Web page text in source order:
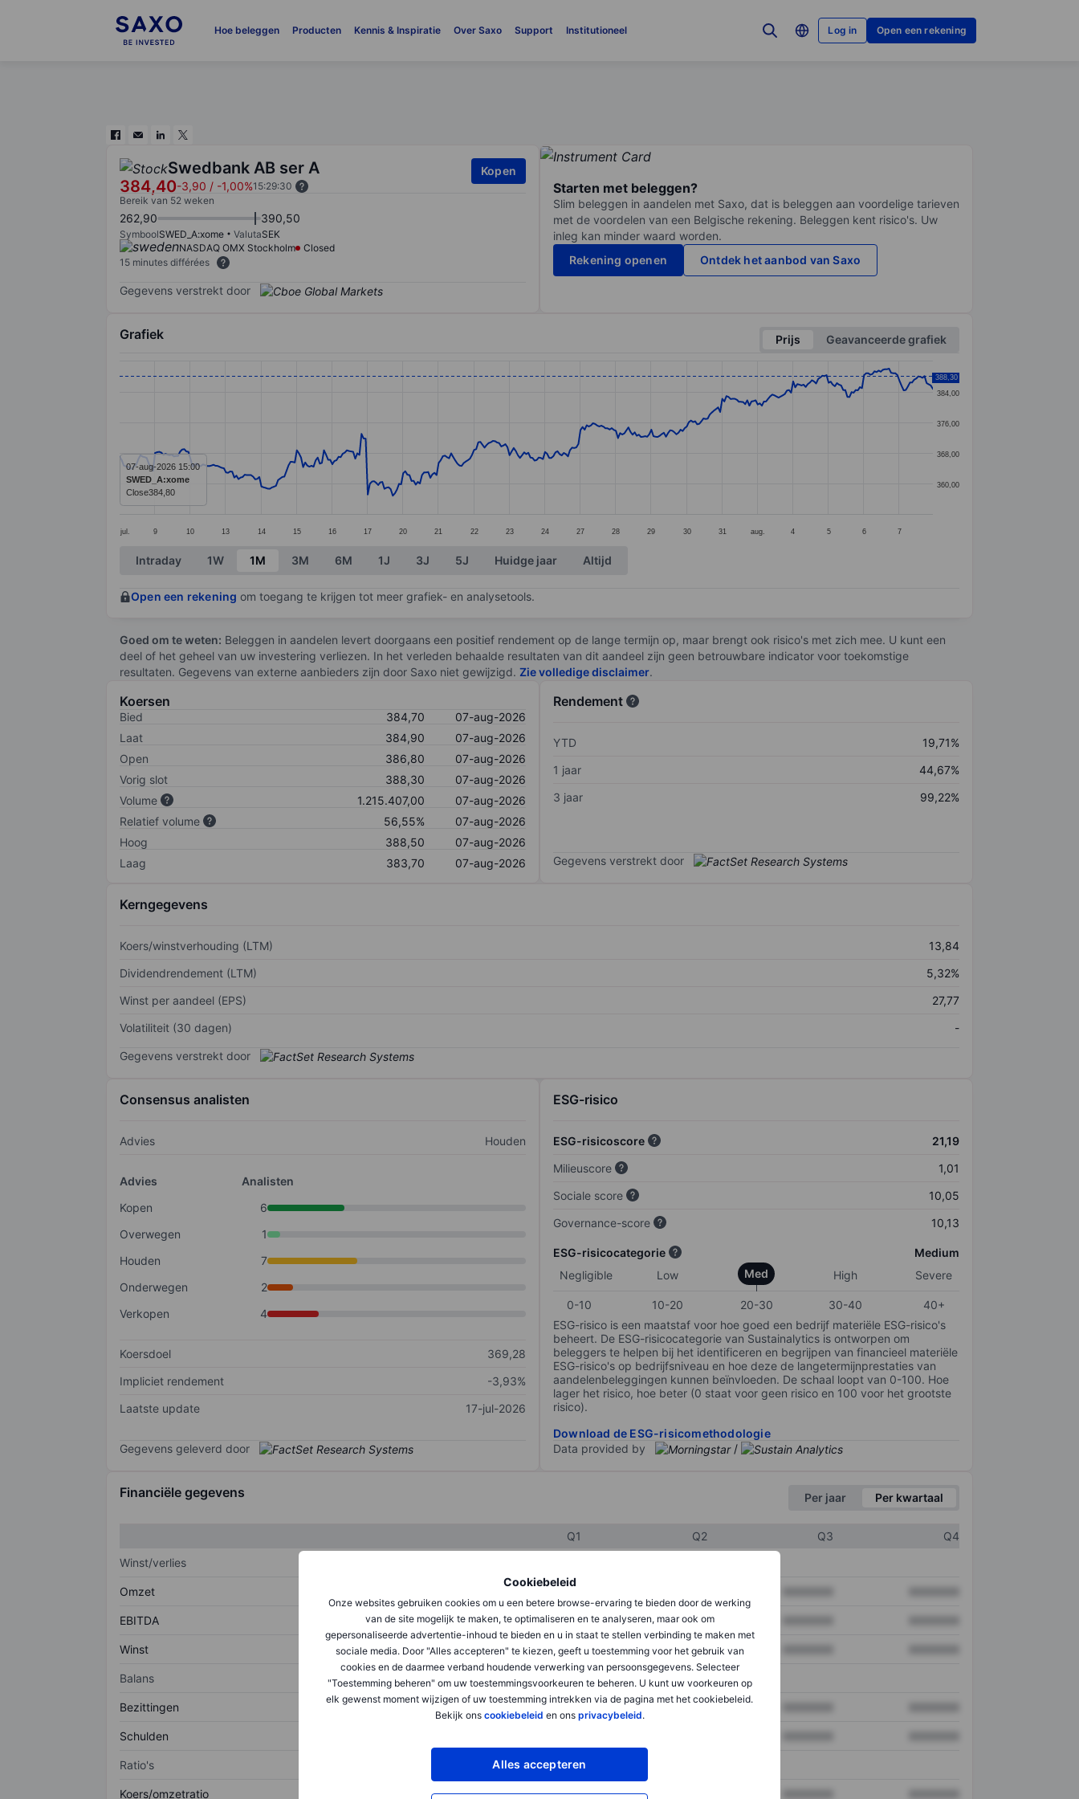
Hoe beleggen Producten Kennis & Inspiratie Over Saxo Support Institutioneel Log in Open een rekening
Cookiebeleid
Onze websites gebruiken cookies om u een betere browse-ervaring te bieden door de werking
van de site mogelijk te maken, te optimaliseren en te analyseren, maar ook om
gepersonaliseerde advertentie-inhoud te bieden en u in staat te stellen verbinding te maken met
sociale media. Door "Alles accepteren" te kiezen, geeft u toestemming voor het gebruik van
cookies en de daarmee verband houdende verwerking van persoonsgegevens. Selecteer
"Toestemming beheren" om uw toestemmingsvoorkeuren te beheren. U kunt uw voorkeuren op
elk gewenst moment wijzigen of uw toestemming intrekken via de pagina met het cookiebeleid.
Bekijk ons cookiebeleid en ons privacybeleid.
Alles accepteren
Swedbank AB ser A
384,40-3,90 / -1,00%15:29:30
Kopen
Bereik van 52 weken
262,90 390,50
SymboolSWED_A:xome ValutaSEK
NASDAQ OMX Stockholm
Closed
15 minutes différées
Gegevens verstrekt door
Starten met beleggen?
Slim beleggen in aandelen met Saxo, dat is beleggen aan voordelige tarieven
met de voordelen van een Belgische rekening. Beleggen kent risico's. Uw
inleg kan minder waard worden.
Rekening openen
Ontdek het aanbod van Saxo
Grafiek Prijs
Geavanceerde grafiek
The chart has 1 Y axis displaying values. Data ranges from 356.8 to 390.1.
jul. 9 10 13 14 15 16 17 20 21 22 23 24 27 28 29 30 31 aug. 4 5 6 7
360,00
368,00
376,00
384,00
388,30
07-aug-2026 15:00
SWED_A:xome
Close384,80
End of interactive chart.
Intraday 1W 1M 3M 6M 1J 3J 5J Huidge jaar Altijd
Open een rekening om toegang te krijgen tot meer grafiek- en analysetools.
Goed om te weten: Beleggen in aandelen levert doorgaans een positief rendement op de lange termijn op, maar brengt ook risico's met zich mee. U kunt een
deel of het geheel van uw investering verliezen. In het verleden behaalde resultaten van dit aandeel zijn geen betrouwbare indicator voor toekomstige
resultaten. Gegevens van externe aanbieders zijn door Saxo niet gewijzigd. Zie volledige disclaimer.
Koersen
Bied 384,70
07-aug-2026
Laat
384,90
07-aug-2026
Open
386,80
07-aug-2026
Vorig slot
388,30
07-aug-2026
Volume
1.215.407,00
07-aug-2026
Relatief volume
56,55%
07-aug-2026
Hoog
388,50
07-aug-2026
Laag
383,70 07-aug-2026
Rendement
YTD
19,71%
1 jaar
44,67%
3 jaar
99,22%
Gegevens verstrekt door
Kerngegevens
Koers/winstverhouding (LTM)
13,84
Dividendrendement (LTM)
5,32%
Winst per aandeel (EPS)
27,77
Volatiliteit (30 dagen)
-
Gegevens verstrekt door
Consensus analisten
Advies Houden
Advies
Analisten
Kopen
6
Overwegen
1
Houden
7
Onderwegen
2
Verkopen
4
Koersdoel
369,28
Impliciet rendement
-3,93%
Laatste update
17-jul-2026
Gegevens geleverd door
ESG-risico
ESG-risicoscore
21,19
Milieuscore
1,01
Sociale score
10,05
Governance-score
10,13
ESG-risicocategorie
Medium
Negligible
Low Med High Severe
0-10 10-20 20-30 30-40
40+
ESG-risico is een maatstaf voor hoe goed een bedrijf materiële ESG-risico's
beheert. De ESG-risicocategorie van Sustainalytics is ontworpen om
beleggers te helpen bij het identificeren en begrijpen van financieel materiële
ESG-risico's op bedrijfsniveau en hoe deze de langetermijnprestaties van
aandelenbeleggingen kunnen beïnvloeden. De schaal loopt van 0-100. Hoe
lager het risico, hoe beter (0 staat voor geen risico en 100 voor het grootste
risico).
Download de ESG-risicomethodologie
Data provided by
/
Financiële gegevens Per jaar Per kwartaal
Q1 Q2 Q3
Q4
Winst/verlies
Omzet XXXXXXX
EBITDA XXXXXXX XXXXXXX
Winst XXXXXXX XXXXXXX
Balans
Bezittingen XXXXXXX XXXXXXX
Schulden
Ratio's
Koers/omzetratio XXXXXXX